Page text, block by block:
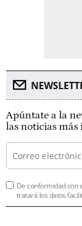
Apúntate a la
las noticias más
De conformidad con
tratará los datos